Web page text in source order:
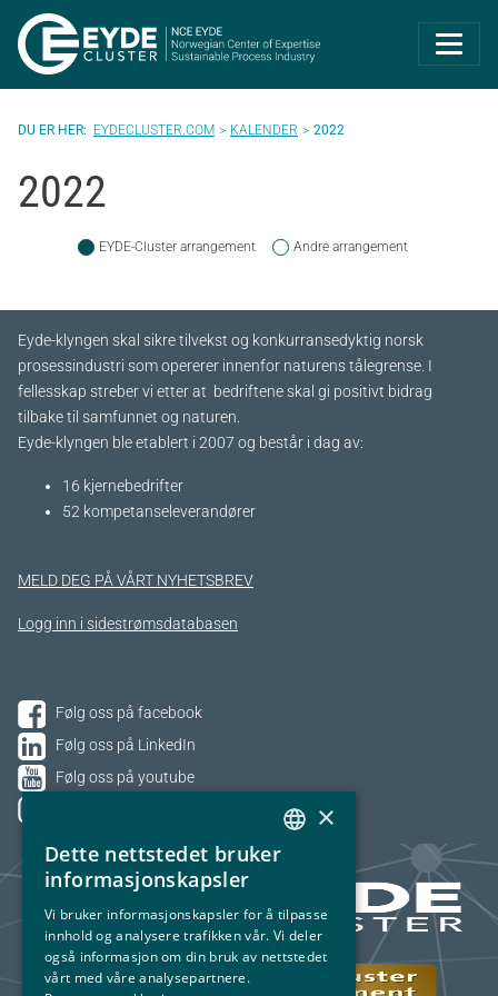
Eyde-Cluster |
EYDECLUSTER.COM KALENDER 2022
2022
EYDE-Cluster arrangement Andre arrangement
Eyde-klyngen skal sikre tilvekst og konkurransedyktig norsk
prosessindustri som opererer innenfor naturens tålegrense. I
fellesskap streber vi etter at bedriftene skal gi positivt bidrag
tilbake til samfunnet og naturen.
Eyde-klyngen ble etablert i 2007 og består i dag av:
16 kjernebedrifter​
52 kompetanseleverandører
MELD DEG PÅ VÅRT NYHETSBREV
Logg inn i sidestrømsdatabasen
Følg oss på facebook
Følg oss på LinkedIn
Følg oss på youtube
NORWEGIAN
×
Dette nettstedet bruker
informasjonskapsler
Vi bruker informasjonskapsler for å tilpasse
innhold og analysere trafikken vår. Vi deler
også informasjon om din bruk av nettstedet
vårt med våre analysepartnere.